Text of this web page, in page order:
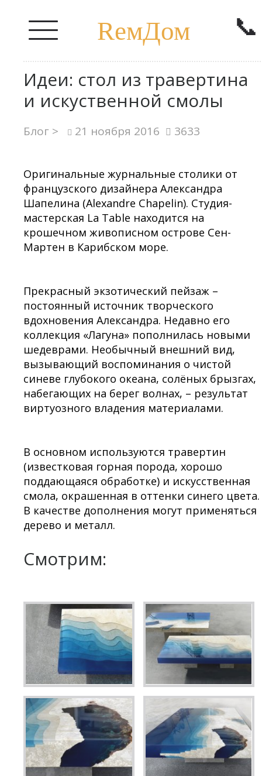
RемДом 📞
Идеи: стол из травертина
и искуственной смолы
Блог > 21 ноября 2016 3633
Оригинальные журнальные столики от
французского дизайнера Александра
Шапелина (Alexandre Chapelin). Студия-
мастерская La Table находится на
крошечном живописном острове Сен-
Мартен в Карибском море.
Прекрасный экзотический пейзаж –
постоянный источник творческого
вдохновения Александра. Недавно его
коллекция «Лагуна» пополнилась новыми
шедеврами. Необычный внешний вид,
вызывающий воспоминания о чистой
синеве глубокого океана, солёных брызгах,
набегающих на берег волнах, – результат
виртуозного владения материалами.
В основном используются травертин
(известковая горная порода, хорошо
поддающаяся обработке) и искусственная
смола, окрашенная в оттенки синего цвета.
В качестве дополнения могут применяться
дерево и металл.
Смотрим: